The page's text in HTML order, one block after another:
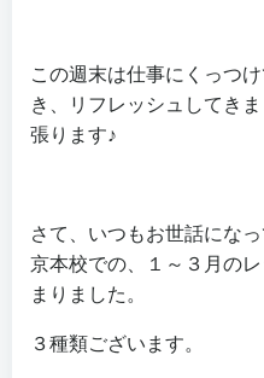
この週末は仕事にくっつ
き、リフレッシュしてき
張ります♪
さて、いつもお世話にな
京本校での、１～３月の
まりました。
３種類ございます。